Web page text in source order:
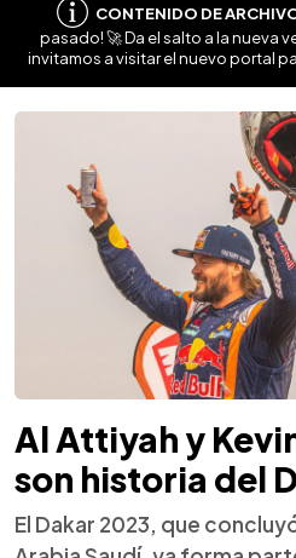
CONTENIDO DE
pasado! 🚀 Da el salto a la nueva
invitamos a visitar el nuevo portal
Al Attiyah y
son historia del
El Dakar 2023, que